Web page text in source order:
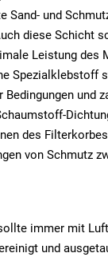
Sand- und
diese Schicht
Leistung des
Spezialklebstoff
und
des
von Schmutz
immer mit
und